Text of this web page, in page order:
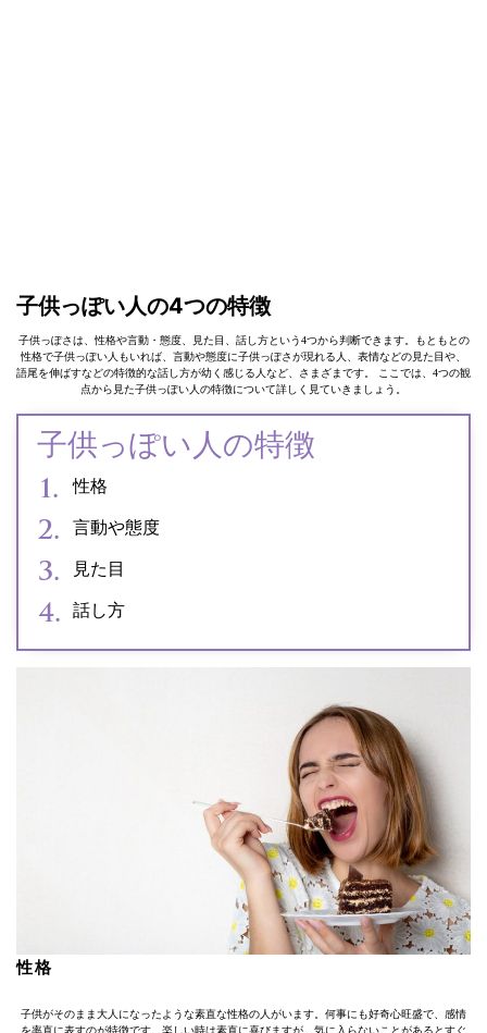
子供っぽい人の4つの特徴
子供っぽさは、性格や言動・態度、見た目、話し方という4つから判断できます。もともとの
性格で子供っぽい人もいれば、言動や態度に子供っぽさが現れる人、表情などの見た目や、
語尾を伸ばすなどの特徴的な話し方が幼く感じる人など、さまざまです。 ここでは、4つの観
点から見た子供っぽい人の特徴について詳しく見ていきましょう。
子供っぽい人の特徴
性格
言動や態度
見た目
話し方
性格
子供がそのまま大人になったような素直な性格の人がいます。何事にも好奇心旺盛で、感情
を率直に表すのが特徴です。楽しい時は素直に喜びますが、気に入らないことがあるとすぐ